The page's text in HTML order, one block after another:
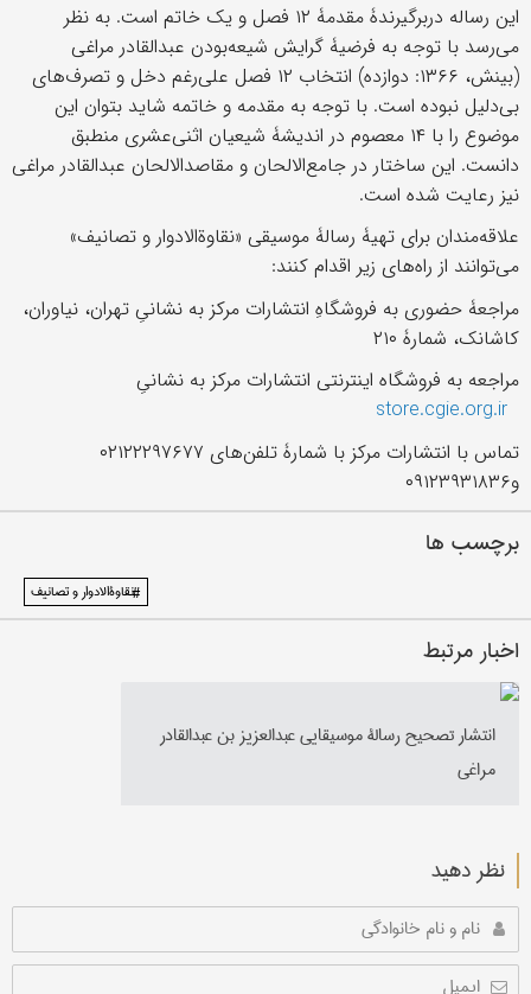
این رساله دربرگیرندۀ مقدمۀ ۱۲ فصل و یک خاتم است. به نظر
می‌رسد با توجه به فرضیۀ گرایش شیعه‌بودن عبدالقادر مراغی
(بینش، ۱۳۶۶: دوازده) انتخاب ۱۲ فصل علی‌رغم دخل و تصرف‌های
بی‌دلیل نبوده است. با توجه به مقدمه و خاتمه شاید بتوان این
موضوع را با ۱۴ معصوم در اندیشۀ شیعیان اثنی‌عشری منطبق
دانست. این ساختار در جامع‌الالحان و مقاصدالالحان عبدالقادر مراغی
نیز رعایت شده است.
علاقه‌مندان برای تهیۀ رسالۀ موسيقی «نقاوةالادوار و تصانيف»
می‌توانند از راه‌های زیر اقدام کنند:
مراجعۀ حضوری به فروشگاهِ انتشارات مرکز به نشانیِ تهران، نیاوران،
کاشانک، شمارۀ ۲۱۰
مراجعه به فروشگاه اینترنتی انتشارات مرکز به نشانیِ
تماس با انتشارات مرکز با شمارۀ تلفن‌های ۰۲۱۲۲۲۹۷۶۷۷
و۰۹۱۲۳۹۳۱۸۳۶
برچسب ها
#نقاوةالادوار و تصانيف
اخبار مرتبط
انتشار تصحیح رسالۀ‌ موسیقایی عبدالعزيز بن عبدالقادر
مراغی
نظر دهید